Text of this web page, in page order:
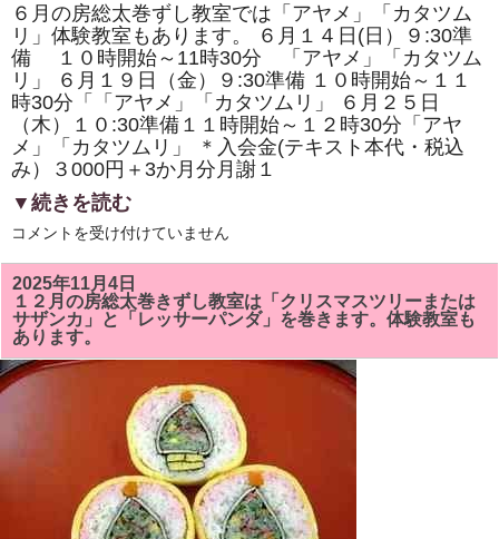
６月の房総太巻ずし教室では「アヤメ」「カタツム
リ」体験教室もあります。 ６月１４日(日）９:30準
備 １０時開始～11時30分 「アヤメ」「カタツム
リ」 ６月１９日（金）９:30準備 １０時開始～１１
時30分「「アヤメ」「カタツムリ」 ６月２５日
（木）１０:30準備１１時開始～１２時30分「アヤ
メ」「カタツムリ」 ＊入会金(テキスト本代・税込
み）３000円＋3か月分月謝１
▼続きを読む
6
の
房
総
太
巻
ず
し
教
室
メ」
と
コメントを受け付けていません
2025年11月4日
１２月の房総太巻きずし教室は「クリスマスツリーまたは
サザンカ」と「レッサーパンダ」を巻きます。体験教室も
あります。